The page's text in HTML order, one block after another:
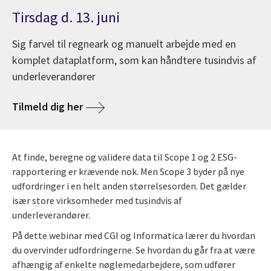
Tirsdag d. 13. juni
Sig farvel til regneark og manuelt arbejde med en
komplet dataplatform, som kan håndtere tusindvis af
underleverandører
Tilmeld dig her
At finde, beregne og validere data til Scope 1 og 2 ESG-
rapportering er krævende nok. Men Scope 3 byder på nye
udfordringer i en helt anden størrelsesorden. Det gælder
især store virksomheder med tusindvis af
underleverandører.
På dette webinar med CGI og Informatica lærer du hvordan
du overvinder udfordringerne. Se hvordan du går fra at være
afhængig af enkelte nøglemedarbejdere, som udfører